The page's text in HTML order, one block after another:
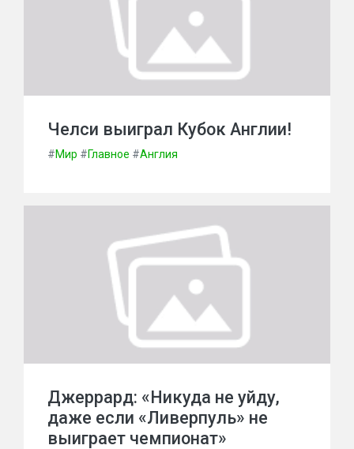
Челси выиграл Кубок Англии!
#Мир #Главное #Англия
Джеррард: «Никуда не уйду,
даже если «Ливерпуль» не
выиграет чемпионат»